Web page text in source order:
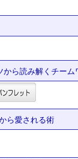
から読み解くチーム
ら愛される術